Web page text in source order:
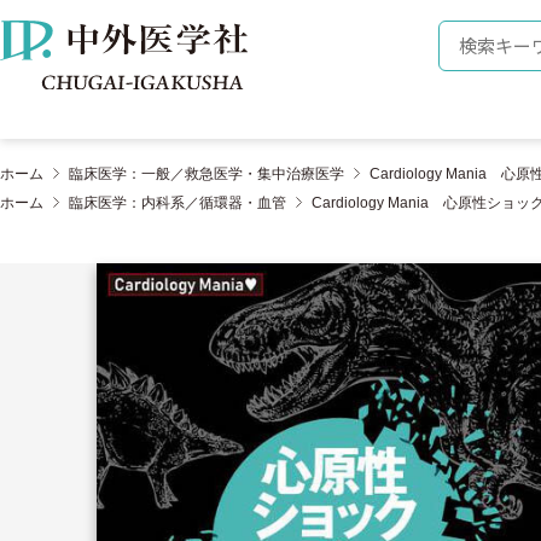
株式会社 中外医学社 検索キーワ
ホーム 臨床医学：一般／救急医学・集中治療医学
Cardiology Mania 心原
ホーム
臨床医学：内科系／循環器・血管 Cardiology Mania 心原性ショッ